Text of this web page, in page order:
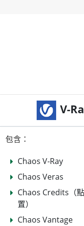
V-
包含：
Chaos V-Ray
Chaos Veras
Chaos Credits（
置）
Chaos Vantage